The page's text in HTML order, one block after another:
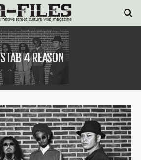
STAB 4 REASON